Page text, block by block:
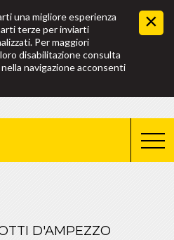
una migliore esperienza
terze per inviarti
Per maggiori
disabilitazione consulta
navigazione acconsenti
D'AMPEZZO